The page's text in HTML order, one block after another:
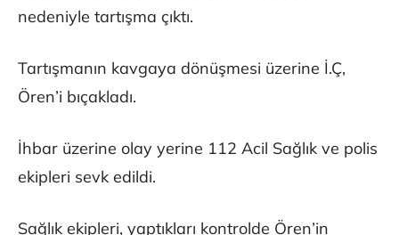
nedeniyle tartışma çıktı.
Tartışmanın kavgaya dönüşmesi üzerine İ.Ç,
Ören’i bıçakladı.
İhbar üzerine olay yerine 112 Acil Sağlık ve polis
ekipleri sevk edildi.
Sağlık ekipleri, yaptıkları kontrolde Ören’in